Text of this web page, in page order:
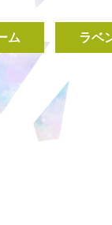
ム ラベ